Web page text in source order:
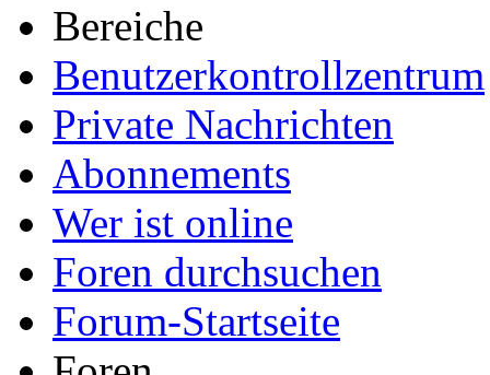
Bereiche
Benutzerkontrollzentrum
Private Nachrichten
Abonnements
Wer ist online
Foren durchsuchen
Forum-Startseite